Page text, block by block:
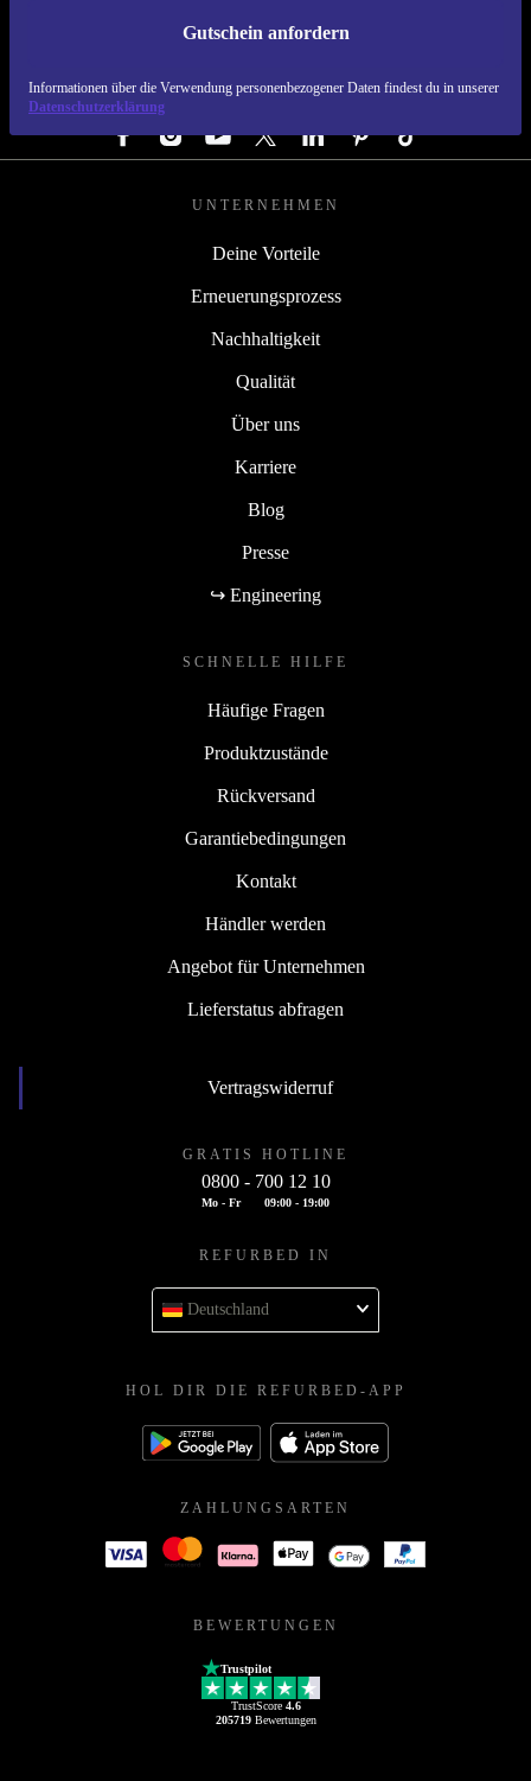
Gutschein anfordern
Informationen über die Verwendung personenbezogener Daten findest du in unserer
Datenschutzerklärung
REFURBED DEUTSCHLAND - RETHINK NEW.
FOLGE UNS
UNTERNEHMEN
Deine Vorteile
Erneuerungsprozess
Nachhaltigkeit
Qualität
Über uns
Karriere
Blog
Presse
↪ Engineering
SCHNELLE HILFE
Häufige Fragen
Produktzustände
Rückversand
Garantiebedingungen
Kontakt
Händler werden
Angebot für Unternehmen
Lieferstatus abfragen
Vertragswiderruf
GRATIS HOTLINE
0800 - 700 12 10
Mo - Fr 09:00 - 19:00
REFURBED IN
Deutschland
HOL DIR DIE REFURBED-APP
ZAHLUNGSARTEN
BEWERTUNGEN
Trustpilot
TrustScore 4.6
205719Bewertungen